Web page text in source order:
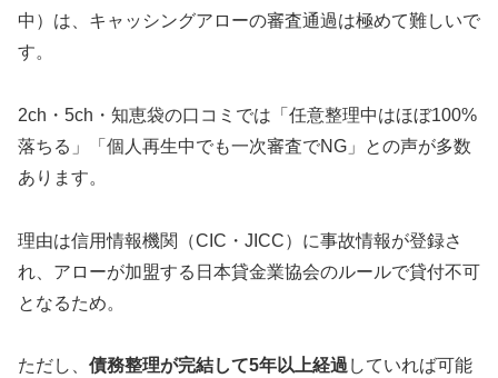
中）は、キャッシングアローの審査通過は極めて難しいで
す。
2ch・5ch・知恵袋の口コミでは「任意整理中はほぼ100%
落ちる」「個人再生中でも一次審査でNG」との声が多数
あります。
理由は信用情報機関（CIC・JICC）に事故情報が登録さ
れ、アローが加盟する日本貸金業協会のルールで貸付不可
となるため。
ただし、 債務整理が完結して5年以上経過 していれば可能